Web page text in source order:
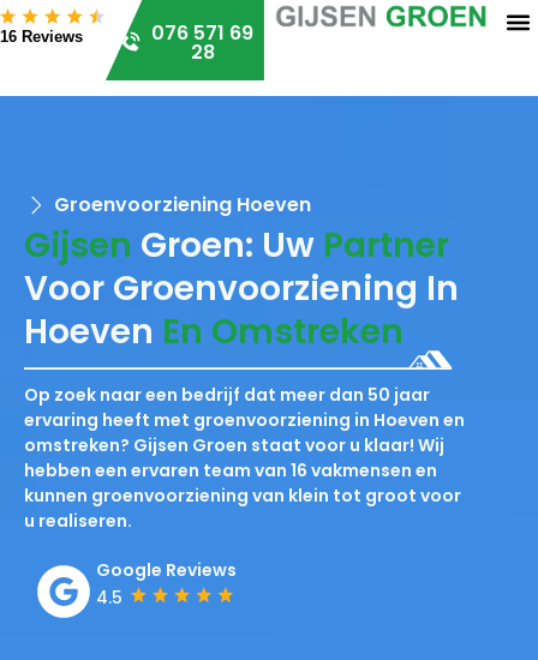
16 Reviews 076 571 69
28
Groenvoorziening Hoeven
Gijsen Groen: Uw Partner
Voor Groenvoorziening In
Hoeven En Omstreken
Op zoek naar een bedrijf dat meer dan 50 jaar
ervaring heeft met groenvoorziening in Hoeven en
omstreken? Gijsen Groen staat voor u klaar! Wij
hebben een ervaren team van 16 vakmensen en
kunnen groenvoorziening van klein tot groot voor
u realiseren.
Google Reviews
4.5